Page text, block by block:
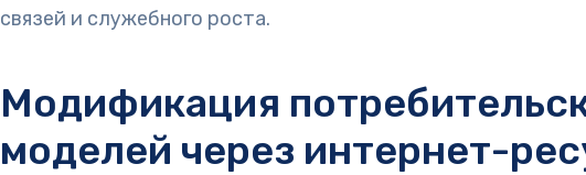
связей и служебного роста.
Модификация
моделей через интернет-